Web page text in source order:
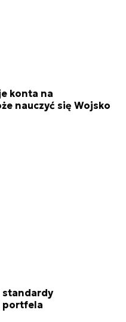
konta na
nauczyć się Wojsko
standardy
portfela